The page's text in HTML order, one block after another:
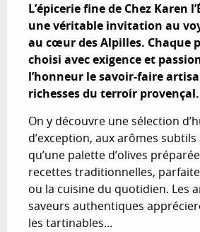
L’épicerie fine de Chez Karen
une véritable invitation au
au cœur des Alpilles. Chaque
choisi avec exigence et
l’honneur le savoir-faire
richesses du terroir provençal.
On y découvre une sélection
d’exception, aux arômes
qu’une palette d’olives
recettes traditionnelles,
ou la cuisine du quotidien. Les
saveurs authentiques
les tartinables...